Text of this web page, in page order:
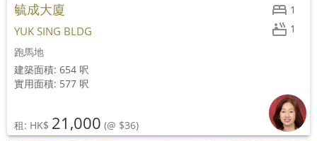
1
1
毓成大廈
YUK SING BLDG
跑馬地
建築面積: 654 呎
實用面積: 577 呎
租: HK$ 21,000 (@ $36)